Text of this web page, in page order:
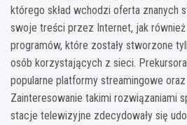
którego skład wchodzi oferta znanych
swoje treści przez Internet, jak
programów, które zostały stworzone
osób korzystających z sieci.
popularne platformy streamingowe oraz
Zainteresowanie takimi rozwiązaniami
stacje telewizyjne zdecydowały się